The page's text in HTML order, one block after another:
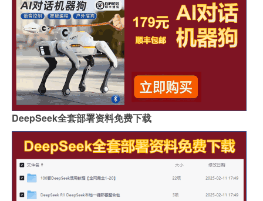
DeepSeek全套部署资料免费下载